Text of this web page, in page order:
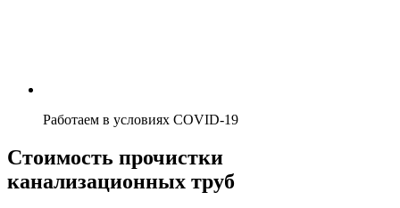
Работаем в условиях COVID-19
Стоимость прочистки
канализационных труб